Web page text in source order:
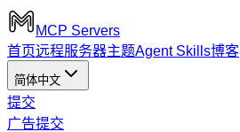
MCP Servers
首页远程服务器主题Agent Skills博客
简体中文
提交
广告提交